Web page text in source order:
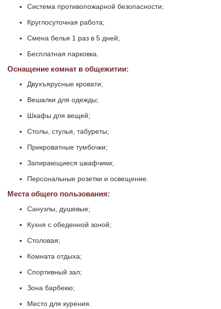
Система противопожарной безопасности;
Круглосуточная работа;
Смена белья 1 раз в 5 дней;
Бесплатная парковка.
Оснащение комнат в общежитии:
Двухъярусные кровати;
Вешалки для одежды;
Шкафы для вещей;
Столы, стулья, табуреты;
Прикроватные тумбочки;
Запирающиеся шкафчики;
Персональные розетки и освещение.
Места общего пользования:
Санузлы, душевые;
Кухня с обеденной зоной;
Столовая;
Комната отдыха;
Спортивный зал;
Зона барбекю;
Место для курения.